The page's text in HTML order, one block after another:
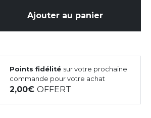
Ajouter au panier
Points fidélité sur votre prochaine
commande pour votre achat
2,00OFFERT